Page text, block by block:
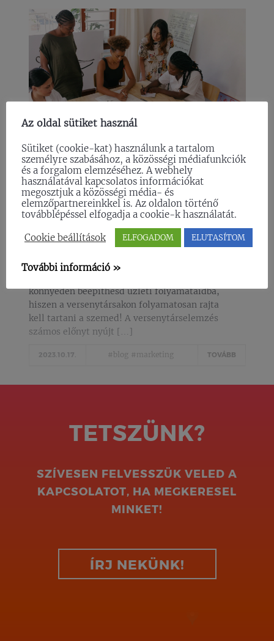
A VERSENYTÁRSELEMZÉS 6 SZABÁLYA
A versenytárselemzés, más néven
konkurenciaelemzés az a folyamat, amelynek
során az iparágadban működő versenytársaidat
vizsgáljuk, hogy betekintést nyerjünk
kínálatukba, márkaépítésükbe, értékesítésükbe
és marketing aktivitásukba. Nem is hangzik
olyan bonyolultan igaz? Azért adunk néhány
könnyedén beépíthesd üzleti folyamataidba,
hiszen a versenytársakon folyamatosan rajta
kell tartani a szemed! A versenytárselemzés
számos előnyt nyújt […]
2023.10.17. #blog #marketing TOVÁBB
TETSZÜNK?
SZÍVESEN FELVESSZÜK VELED A
KAPCSOLATOT, HA MEGKERESEL
MINKET!
ÍRJ NEKÜNK!
Az oldal sütiket használ
Sütiket (cookie-kat) használunk a tartalom
személyre szabásához, a közösségi médiafunkciók
és a forgalom elemzéséhez. A webhely
használatával kapcsolatos információkat
megosztjuk a közösségi média- és
elemzőpartnereinkkel is. Az oldalon történő
továbblépéssel elfogadja a cookie-k használatát.
Cookie beállítások ELFOGADOM ELUTASÍTOM
További információ »